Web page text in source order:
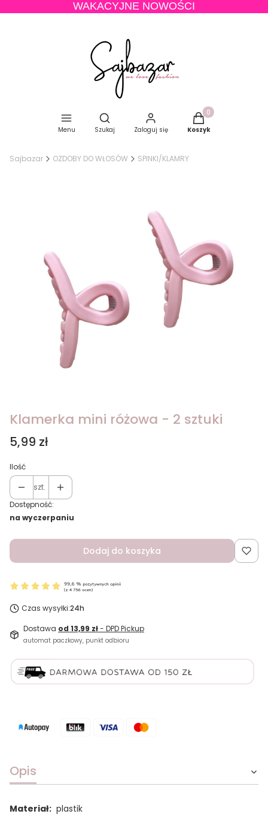
WAKACYJNE NOWOŚCI
Menu
Otwórz wyszukiwarkę
Szukaj Zaloguj się
Produkty w
Koszyk
Sajbazar OZDOBY DO WŁOSÓW SPINKI/KLAMRY
Klamerka mini różowa - 2 sztuki
Cena
5,99 zł
Ilość
szt.
Dostępność:
na wyczerpaniu
Dodaj do koszyka
Czas wysyłki:24h
Dostawa od 13,99 zł- DPD Pickup
automat paczkowy, punkt odbioru
Opis
Materiał: plastik